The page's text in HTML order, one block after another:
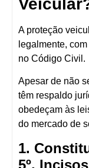
A proteção
legalmente,
no Código Civil.
Apesar de não
têm respaldo
obedeçam às
do mercado de
1.
5º,